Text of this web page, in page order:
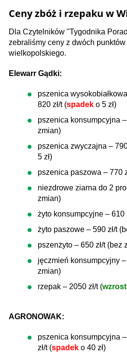
Ceny zbóż i rzepaku w
Dla Czytelników "Tygodnika
zebraliśmy ceny z dwóch
wielkopolskiego.
Elewarr Gądki:
pszenica
820 zł/t (spadek o 5 zł)
pszenica konsumpcyjna –
zmian)
pszenica zwyczajna – 790
5 zł)
pszenica paszowa – 770
niezdrowe ziarna do 2
zmian)
żyto konsumpcyjne – 610
żyto paszowe – 590 zł/t
pszenżyto – 650 zł/t (bez
jęczmień konsumpcyjny –
zmian)
rzepak – 2050 zł/t (wzrost
AGRONOWAK:
pszenica konsumpcyjna
zł/t (spadek o 40 zł)